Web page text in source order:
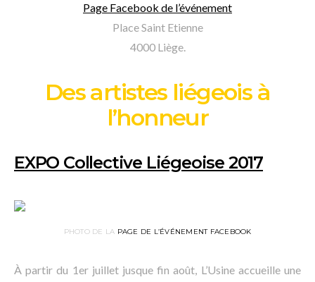
Page Facebook de l’événement
Place Saint Etienne
4000 Liège.
Des artistes liégeois à
l’honneur
EXPO Collective Liégeoise 2017
PHOTO DE LA PAGE DE L’ÉVÉNEMENT FACEBOOK
À partir du 1er juillet jusque fin août, L’Usine accueille une